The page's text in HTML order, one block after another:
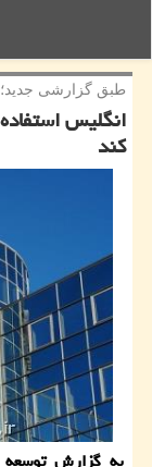
طبق گزارشی جدید؛
كند